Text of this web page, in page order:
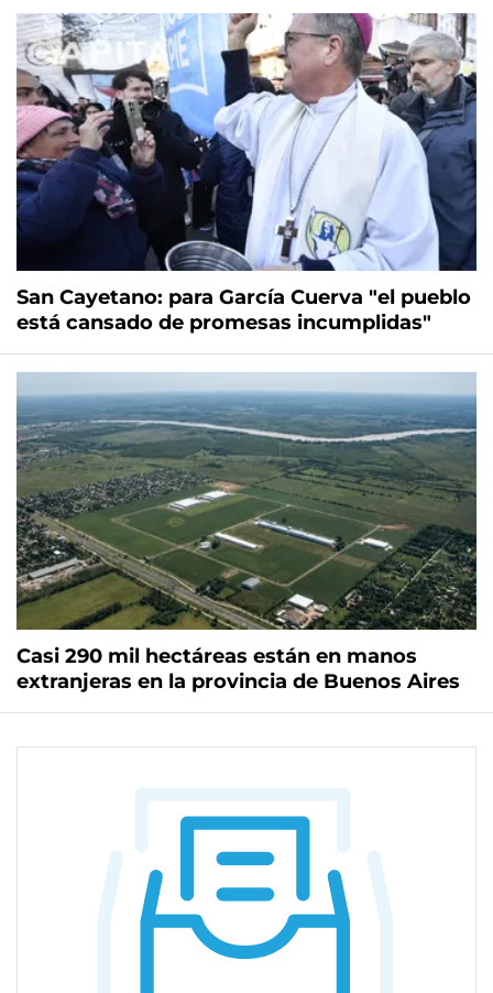
San Cayetano: para García Cuerva "el pueblo
está cansado de promesas incumplidas"
Casi 290 mil hectáreas están en manos
extranjeras en la provincia de Buenos Aires